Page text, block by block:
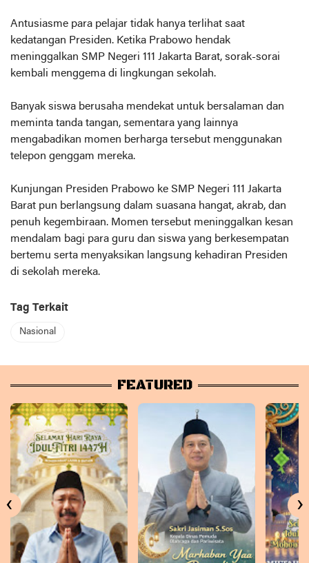
Antusiasme para pelajar tidak hanya terlihat saat
kedatangan Presiden. Ketika Prabowo hendak
meninggalkan SMP Negeri 111 Jakarta Barat, sorak-sorai
kembali menggema di lingkungan sekolah.
Banyak siswa berusaha mendekat untuk bersalaman dan
meminta tanda tangan, sementara yang lainnya
mengabadikan momen berharga tersebut menggunakan
telepon genggam mereka.
Kunjungan Presiden Prabowo ke SMP Negeri 111 Jakarta
Barat pun berlangsung dalam suasana hangat, akrab, dan
penuh kegembiraan. Momen tersebut meninggalkan kesan
mendalam bagi para guru dan siswa yang berkesempatan
bertemu serta menyaksikan langsung kehadiran Presiden
di sekolah mereka.
Tag Terkait
Nasional
FEATURED
‹ ›